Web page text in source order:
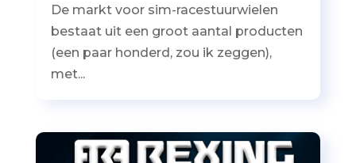
De markt voor sim-racestuurwielen
bestaat uit een groot aantal producten
(een paar honderd, zou ik zeggen),
met...